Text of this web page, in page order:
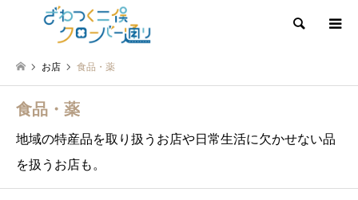
検索
お店 食品・薬
食品・薬
地域の特産品を取り扱うお店や日常生活に欠かせない品
を扱うお店も。